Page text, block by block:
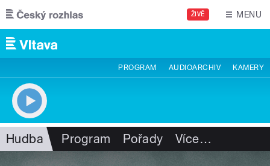
Přejít k hlavnímu obsahu
ŽIVĚ MENU
PROGRAM AUDIOARCHIV KAMERY
Hudba Program Pořady Více…